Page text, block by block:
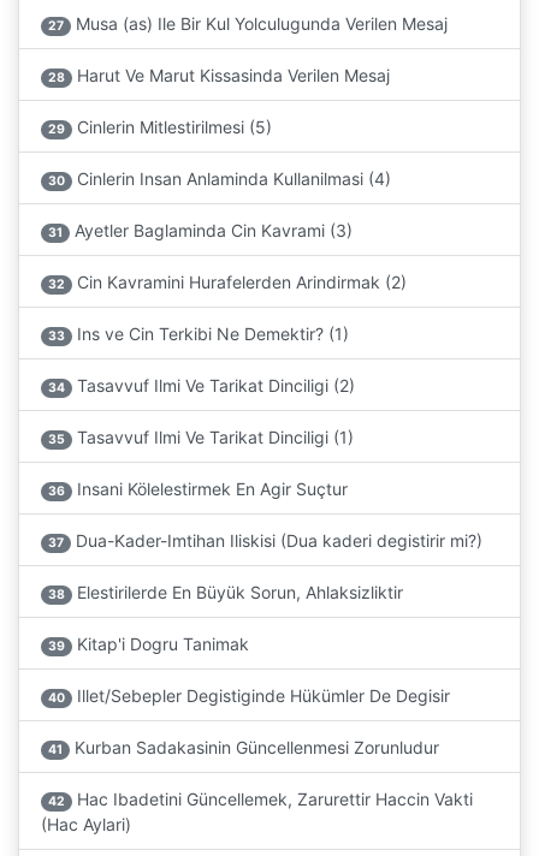
27 Musa (as) Ile Bir Kul Yolculugunda Verilen Mesaj
28 Harut Ve Marut Kissasinda Verilen Mesaj
29 Cinlerin Mitlestirilmesi (5)
30 Cinlerin Insan Anlaminda Kullanilmasi (4)
31 Ayetler Baglaminda Cin Kavrami (3)
32 Cin Kavramini Hurafelerden Arindirmak (2)
33 Ins ve Cin Terkibi Ne Demektir? (1)
34 Tasavvuf Ilmi Ve Tarikat Dinciligi (2)
35 Tasavvuf Ilmi Ve Tarikat Dinciligi (1)
36 Insani Kölelestirmek En Agir Suçtur
37 Dua-Kader-Imtihan Iliskisi (Dua kaderi degistirir mi?)
38 Elestirilerde En Büyük Sorun, Ahlaksizliktir
39 Kitap'i Dogru Tanimak
40 Illet/Sebepler Degistiginde Hükümler De Degisir
41 Kurban Sadakasinin Güncellenmesi Zorunludur
42
Hac Ibadetini Güncellemek, Zarurettir Haccin Vakti
(Hac Aylari)